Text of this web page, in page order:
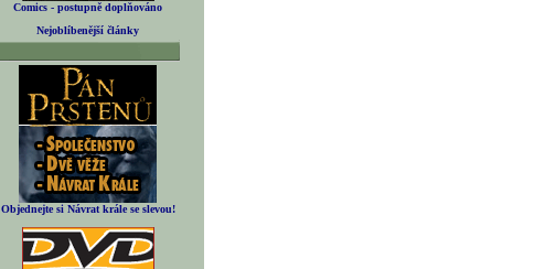
Comics - postupně doplňováno
Nejoblíbenější články
Objednejte si Návrat krále se slevou!